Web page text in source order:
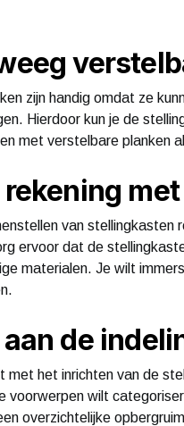
zijn handig omdat ze
Hierdoor kun je de
met verstelbare planken
rekening
van
ervoor dat de
materialen. Je wilt
de
met het inrichten van de
voorwerpen wilt
overzichtelijke